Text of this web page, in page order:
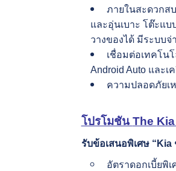
ภายในสะดวกส
และอุ่นเบาะ โต๊ะแ
วางของได้ มีระบบ
เชื่อมต่อเทคโน
Android Auto และเ
ความปลอดภัยเ
โปรโมชัน The
รับข้อเสนอพิเศษ “Kia
อัตราดอกเบี้ยพิเ